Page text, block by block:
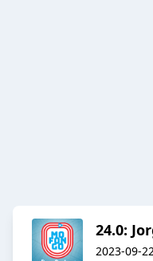
24.0:
2023-09-